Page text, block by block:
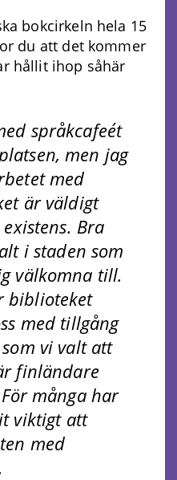
bokcirkeln hela 15
du att det kommer
hållit ihop såhär
språkcafeét
men jag
med
är väldigt
Bra
i staden som
välkomna till.
biblioteket
med tillgång
vi valt att
finländare
många har
viktigt att
med